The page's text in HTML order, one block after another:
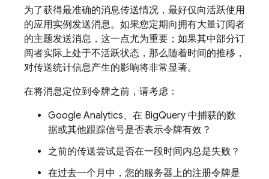
为了获得最准确的消息传送情况，最好仅向活跃使用
的应用实例发送消息。如果您定期向拥有大量订阅者
的主题发送消息，这一点尤为重要；如果其中部分订
阅者实际上处于不活跃状态，那么随着时间的推移，
对传送统计信息产生的影响将非常显著。
在将消息定位到令牌之前，请考虑：
Google Analytics、在 BigQuery 中捕获的数
据或其他跟踪信号是否表示令牌有效？
之前的传送尝试是否在一段时间内总是失败？
在过去一个月中，您的服务器上的注册令牌是